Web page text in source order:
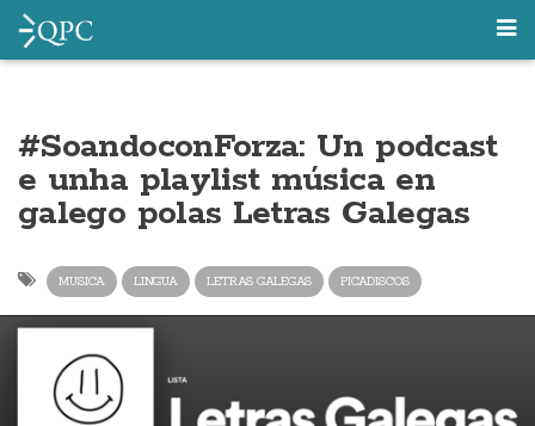
#SoandoconForza: Un podcast
e unha playlist música en
galego polas Letras Galegas
MUSICA LINGUA LETRAS GALEGAS PICADISCOS